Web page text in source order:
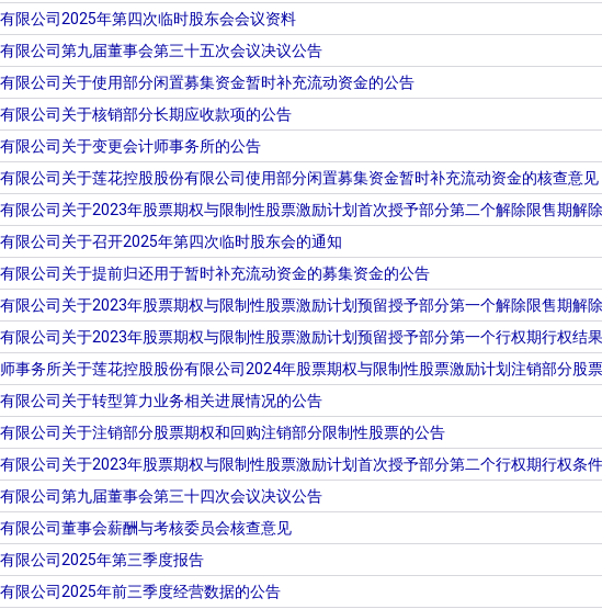
限公司2025年第四次临时股东会会议资料
限公司第九届董事会第三十五次会议决议公告
限公司关于使用部分闲置募集资金暂时补充流动资金的公告
限公司关于核销部分长期应收款项的公告
限公司关于变更会计师事务所的公告
限公司关于莲花控股股份有限公司使用部分闲置募集资金暂时补充流动资金的核查意见
限公司关于2023年股票期权与限制性股票激励计划首次授予部分第二个解除限售期解
限公司关于召开2025年第四次临时股东会的通知
限公司关于提前归还用于暂时补充流动资金的募集资金的公告
限公司关于2023年股票期权与限制性股票激励计划预留授予部分第一个解除限售期解
限公司关于2023年股票期权与限制性股票激励计划预留授予部分第一个行权期行权结
事务所关于莲花控股股份有限公司2024年股票期权与限制性股票激励计划注销部分股
限公司关于转型算力业务相关进展情况的公告
限公司关于注销部分股票期权和回购注销部分限制性股票的公告
限公司关于2023年股票期权与限制性股票激励计划首次授予部分第二个行权期行权条
限公司第九届董事会第三十四次会议决议公告
限公司董事会薪酬与考核委员会核查意见
限公司2025年第三季度报告
限公司2025年前三季度经营数据的公告